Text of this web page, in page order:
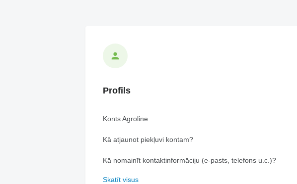
Profils
Konts Agroline
Kā atjaunot piekļuvi kontam?
Kā nomainīt kontaktinformāciju (e-pasts, telefons u.c.)?
Skatīt visus